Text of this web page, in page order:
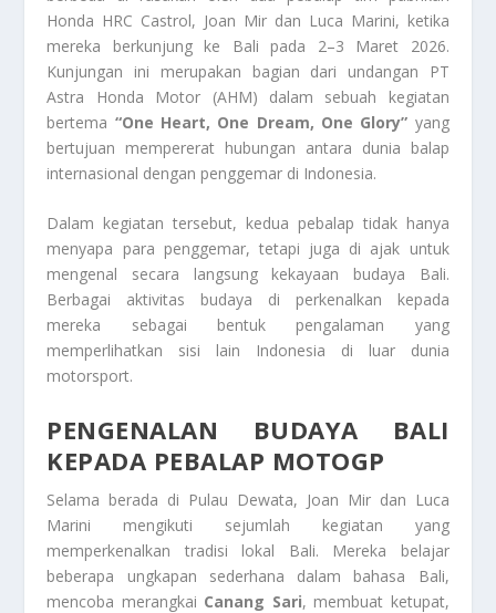
Honda HRC Castrol, Joan Mir dan Luca Marini, ketika
mereka berkunjung ke Bali pada 2–3 Maret 2026.
Kunjungan ini merupakan bagian dari undangan PT
Astra Honda Motor (AHM) dalam sebuah kegiatan
bertema “One Heart, One Dream, One Glory” yang
bertujuan mempererat hubungan antara dunia balap
internasional dengan penggemar di Indonesia.
Dalam kegiatan tersebut, kedua pebalap tidak hanya
menyapa para penggemar, tetapi juga di ajak untuk
mengenal secara langsung kekayaan budaya Bali.
Berbagai aktivitas budaya di perkenalkan kepada
mereka sebagai bentuk pengalaman yang
memperlihatkan sisi lain Indonesia di luar dunia
motorsport.
PENGENALAN BUDAYA BALI
KEPADA PEBALAP MOTOGP
Selama berada di Pulau Dewata, Joan Mir dan Luca
Marini mengikuti sejumlah kegiatan yang
memperkenalkan tradisi lokal Bali. Mereka belajar
beberapa ungkapan sederhana dalam bahasa Bali,
mencoba merangkai Canang Sari, membuat ketupat,